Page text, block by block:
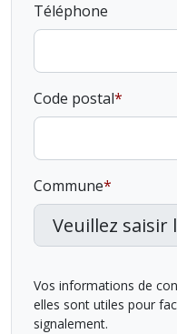
Téléphone
Code postal
Commune
Vos informations de
elles sont utiles pour
signalement.